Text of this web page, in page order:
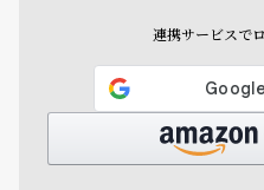
連携サービスで